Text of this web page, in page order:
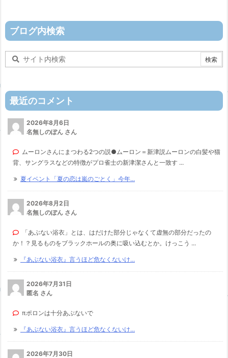
ー
ブログ内検索
最近のコメント
2026年8月6日
名無しのぽん さん
ムーロンさんにまつわる2つの説●ムーロン＝新津説ムーロンの白髪や猫
背、サングラスなどの特徴がプロ雀士の新津潔さんと一致す ...
夏イベント「夏の恋は嵐のごとく」今年...
2026年8月2日
名無しのぽん さん
「あぶない浴衣」とは、はだけた部分じゃなくて虚無の部分だったの
か！？見るものをブラックホールの奥に吸い込むとか。けっこう ...
『あぶない浴衣』言うほど危なくないけ...
2026年7月31日
匿名 さん
πポロンは十分あぶないで
『あぶない浴衣』言うほど危なくないけ...
2026年7月30日